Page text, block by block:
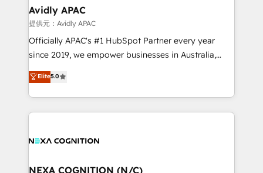
traffic, generates better leads and crushes your
revenue goals. We've worked with thousands of
HubSpot customers and we'd love to work with you
too! Clients come to us for: Advanced CRM solutions
HubSpot Data System Migrations between systems
to HubSpot New lead generation strategies Time-
Avidly APAC
提供元：Avidly APAC
Officially APAC's #1 HubSpot Partner every year
since 2019, we empower businesses in Australia,
New Zealand, and globally to realise their full
potential through enterprise HubSpot CRM
implementation. And we deliver best practice across
the whole HubSpot platform, covering marketing,
all businesses, from start-up to Enterprise, and have
the world. Our human approach to digital
Elite5.0
NEXA COGNITION (N/C)